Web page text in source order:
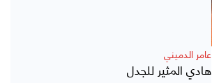
عامر الدميني
هادي المثير للجدل